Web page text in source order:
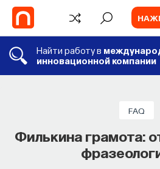
Найти работу в
инновационной компании
FAQ
Филькина грамота:
Философский
Как философия
собственное мнение